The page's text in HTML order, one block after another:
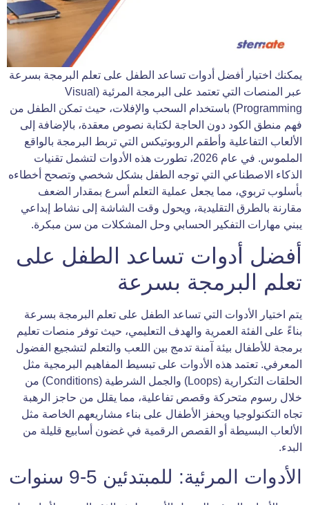
يمكنك اختيار أفضل أدوات تساعد الطفل على تعلم البرمجة بسرعة
عبر المنصات التي تعتمد على البرمجة المرئية (Visual
Programming) باستخدام السحب والإفلات، حيث تمكن الطفل من
فهم منطق الكود دون الحاجة لكتابة نصوص معقدة، بالإضافة إلى
الألعاب التفاعلية وأطقم الروبوتيكس التي تربط البرمجة بالواقع
الملموس. في عام 2026، تطورت هذه الأدوات لتشمل تقنيات
الذكاء الاصطناعي التي توجه الطفل بشكل شخصي وتصحح أخطاءه
بأسلوب تربوي، مما يجعل عملية التعلم أسرع بمقدار الضعف
مقارنة بالطرق التقليدية، ويحول وقت الشاشة إلى نشاط إبداعي
يبني مهارات التفكير الحسابي وحل المشكلات من سن مبكرة.
أفضل أدوات تساعد الطفل على
تعلم البرمجة بسرعة
يتم اختيار الأدوات التي تساعد الطفل على تعلم البرمجة بسرعة
بناءً على الفئة العمرية والهدف التعليمي، حيث توفر منصات تعليم
برمجة للأطفال بيئة آمنة تدمج بين اللعب والتعلم لتشجيع الفضول
المعرفي. تعتمد هذه الأدوات على تبسيط المفاهيم البرمجية مثل
الحلقات التكرارية (Loops) والجمل الشرطية (Conditions) من
خلال رسوم متحركة وقصص تفاعلية، مما يقلل من حاجز الرهبة
تجاه التكنولوجيا ويحفز الأطفال على بناء مشاريعهم الخاصة مثل
الألعاب البسيطة أو القصص الرقمية في غضون أسابيع قليلة من
البدء.
الأدوات المرئية: للمبتدئين 5-9 سنوات